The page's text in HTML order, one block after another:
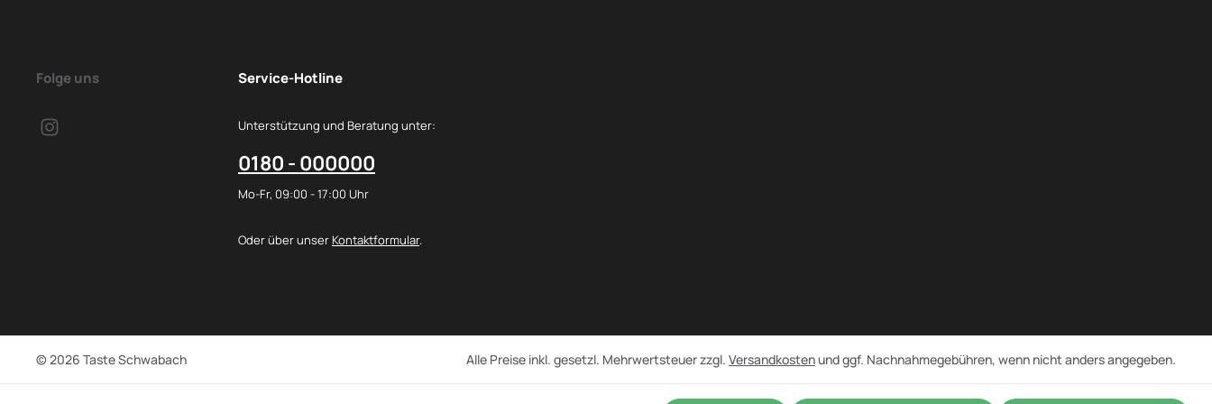
Folge uns Service-Hotline
Unterstützung und Beratung unter:
0180 - 000000
Mo-Fr, 09:00 - 17:00 Uhr
Oder über unser Kontaktformular.
© 2026 Taste Schwabach Alle Preise inkl. gesetzl. Mehrwertsteuer zzgl. Versandkostenund ggf. Nachnahmegebühren, wenn nicht anders angegeben.